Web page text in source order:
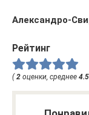
Александро-
Рейтинг
(2 оценки, среднее 4.5